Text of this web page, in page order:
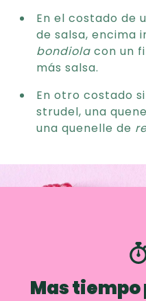
En el costado de
de salsa, encima
bondiola con un
más salsa.
En otro costado
strudel, una
una quenelle de
Mas